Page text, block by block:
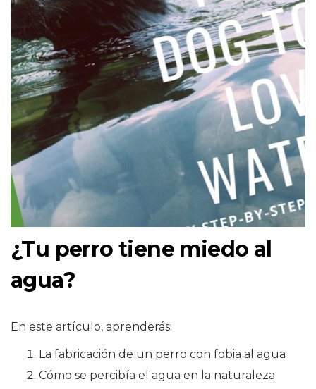
¿Tu perro tiene miedo al
agua?
En este artículo, aprenderás:
La fabricación de un perro con fobia al agua
Cómo se percibía el agua en la naturaleza